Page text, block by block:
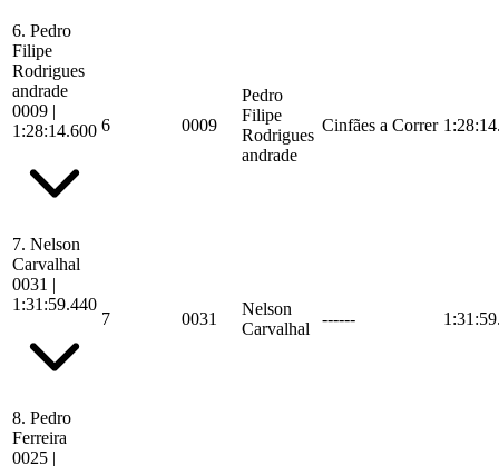
6. Pedro
Filipe
Rodrigues
andrade
0009 |
1:28:14.600 6 0009
Pedro
Filipe
Rodrigues
andrade
Cinfães a Correr
7. Nelson
Carvalhal
0031 |
1:31:59.440
7 0031
Nelson
Carvalhal
------
8. Pedro
Ferreira
0025 |